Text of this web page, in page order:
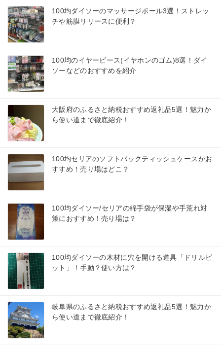
100均ダイソーのマッサージボール3選！ストレッ
チや筋膜リリースに便利？
100均のイヤーピース(イヤホンのゴム)8選！ダイ
ソーなどのおすすめを紹介
大阪府のふるさと納税おすすめ返礼品5選！魅力か
ら使い道まで徹底紹介！
100均セリアのソフトパックティッシュケースがお
すすめ！売り場はどこ？
100均ダイソー/セリアの綿手袋が保湿や手荒れ対
策におすすめ！売り場は？
100均ダイソーの木材に穴を開ける道具「ドリルビ
ット」！手動？使い方は？
岐阜県のふるさと納税おすすめ返礼品5選！魅力か
ら使い道まで徹底紹介！